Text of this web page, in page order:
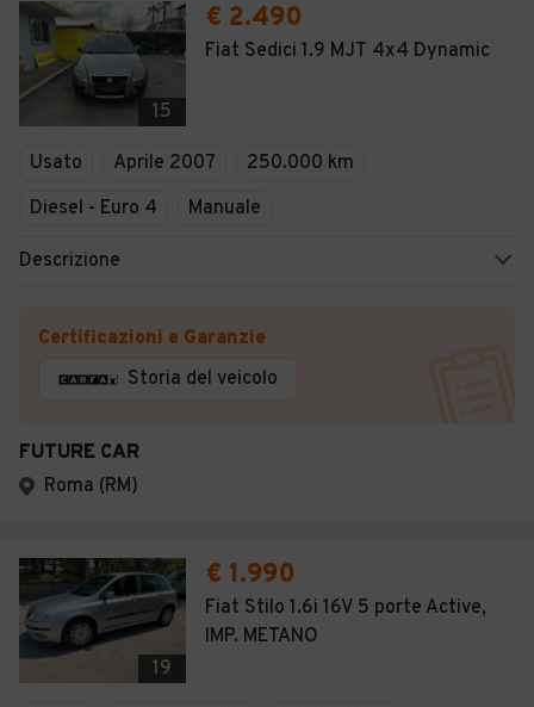
15
€ 2.490
Fiat Sedici 1.9 MJT 4x4 Dynamic
Usato Aprile 2007
250.000 km
Diesel - Euro 4
Manuale
Descrizione
Certificazioni e Garanzie
Storia del veicolo
FUTURE CAR
Roma (RM)
19
€ 1.990
Fiat Stilo 1.6i 16V 5 porte Active,
IMP. METANO